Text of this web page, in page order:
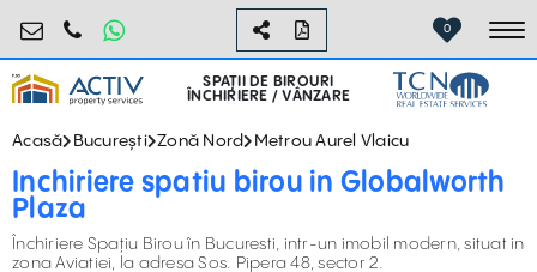
birouri@activpropertyservices.ro
0724.584.442 0
SPAȚII DE BIROURI
ÎNCHIRIERE / VÂNZARE
Acasă București Zonă Nord Metrou Aurel Vlaicu
Inchiriere spatiu birou in Globalworth
Plaza
Închiriere Spațiu Birou în Bucuresti, intr-un imobil modern, situat in
zona Aviatiei, la adresa Sos. Pipera 48, sector 2.